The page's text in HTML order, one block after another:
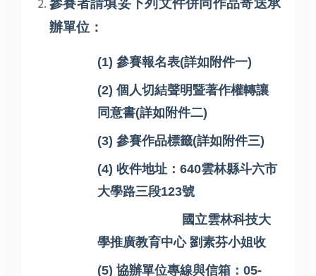
參賽者請填妥下列文件併同作品寄送承
辦單位：
(1) 參賽報名表(詳如附件一)
(2) 個人切結聲明暨著作權轉讓
同意書(詳如附件二)
(3) 參賽作品標籤(詳如附件三)
(4) 收件地址： 640雲林縣斗六市
大學路三段123號
國立雲林科技大
學推廣教育中心 劉素芬小姐收
(5) 協辦單位專線與信箱： 05-